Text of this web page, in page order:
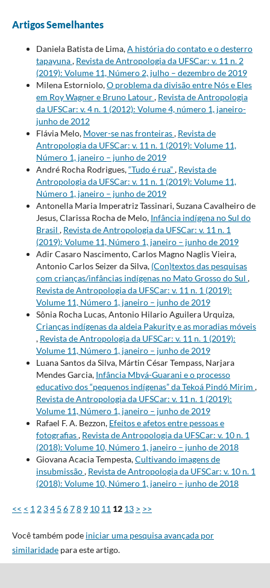
Artigos Semelhantes
Daniela Batista de Lima,A história do contato e o desterro
tapayuna, Revista de Antropologia da UFSCar: v. 11 n. 2
(2019): Volume 11, Número 2, julho – dezembro de 2019
Milena Estorniolo,O problema da divisão entre Nós e Eles
em Roy Wagner e Bruno Latour, Revista de Antropologia
da UFSCar: v. 4 n. 1 (2012): Volume 4, número 1, janeiro-
junho de 2012
Flávia Melo, Mover-se nas fronteiras, Revista de
Antropologia da UFSCar: v. 11 n. 1 (2019): Volume 11,
Número 1, janeiro – junho de 2019
André Rocha Rodrigues,“Tudo é rua”, Revista de
Antropologia da UFSCar: v. 11 n. 1 (2019): Volume 11,
Número 1, janeiro – junho de 2019
Antonella Maria Imperatriz Tassinari, Suzana Cavalheiro de
Jesus, Clarissa Rocha de Melo, Infância indígena no Sul do
Brasil , Revista de Antropologia da UFSCar: v. 11 n. 1
(2019): Volume 11, Número 1, janeiro – junho de 2019
Adir Casaro Nascimento, Carlos Magno Naglis Vieira,
Antonio Carlos Seizer da Silva, (Con)textos das pesquisas
com crianças/infâncias indígenas no Mato Grosso do Sul ,
Revista de Antropologia da UFSCar: v. 11 n. 1 (2019):
Volume 11, Número 1, janeiro – junho de 2019
Sônia Rocha Lucas, Antonio Hilario Aguilera Urquiza,
Crianças indígenas da aldeia Pakurity e as moradias móveis
, Revista de Antropologia da UFSCar: v. 11 n. 1 (2019):
Volume 11, Número 1, janeiro – junho de 2019
Luana Santos da Silva, Mártin César Tempass, Narjara
Mendes Garcia, Infância Mbyá-Guarani e o processo
educativo dos “pequenos indígenas” da Tekoá Pindó Mirim ,
Revista de Antropologia da UFSCar: v. 11 n. 1 (2019):
Volume 11, Número 1, janeiro – junho de 2019
Rafael F. A. Bezzon, Efeitos e afetos entre pessoas e
fotografias, Revista de Antropologia da UFSCar: v. 10 n. 1
(2018): Volume 10, Número 1, janeiro – junho de 2018
Giovana Acacia Tempesta,Cultivando imagens de
insubmissão, Revista de Antropologia da UFSCar: v. 10 n. 1
(2018): Volume 10, Número 1, janeiro – junho de 2018
<< < 1 2 34 5 678 9 10 11 12 13 > >>
Você também pode iniciar uma pesquisa avançada por
similaridadepara este artigo.